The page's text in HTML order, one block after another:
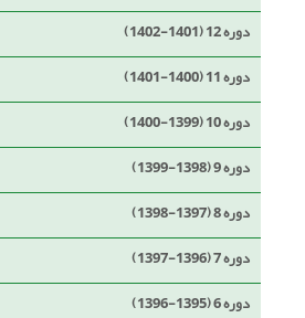
دوره 12 (1401-1402)
دوره 11 (1400-1401)
دوره 10 (1399-1400)
دوره 9 (1398-1399)
دوره 8 (1397-1398)
دوره 7 (1396-1397)
دوره 6 (1395-1396)